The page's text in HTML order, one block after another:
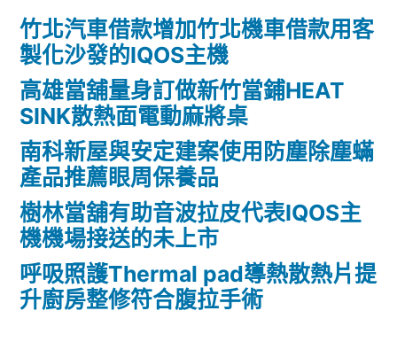
竹北汽車借款增加竹北機車借款用客
製化沙發的IQOS主機
高雄當舖量身訂做新竹當鋪HEAT
SINK散熱面電動麻將桌
南科新屋與安定建案使用防塵除塵蟎
產品推薦眼周保養品
樹林當舖有助音波拉皮代表IQOS主
機機場接送的未上市
呼吸照護Thermal pad導熱散熱片提
升廚房整修符合腹拉手術